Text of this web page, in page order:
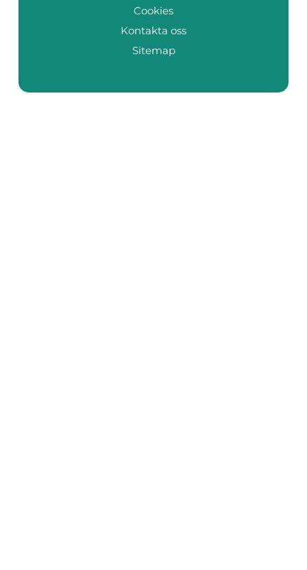
Cookies
Kontakta oss
Sitemap